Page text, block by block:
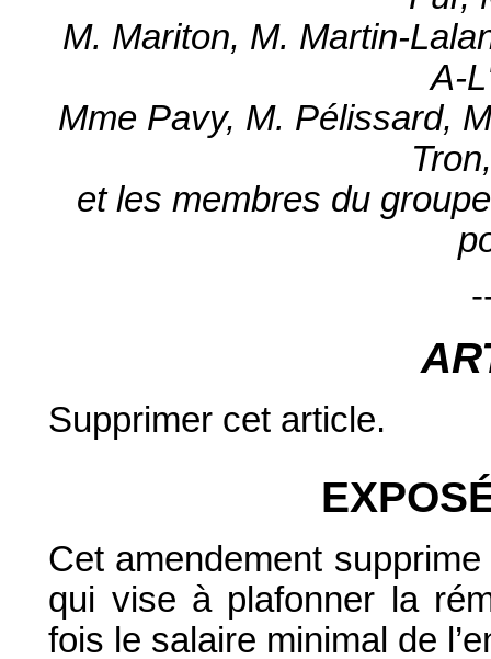
M. Mariton, M. Martin-
A-
Mme Pavy, M. Pélissard,
et les membres du
Supprimer cet article.
Cet amendement
qui vise à plafonner la
fois le salaire minimal de